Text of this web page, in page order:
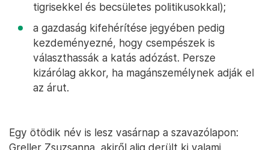
tigrisekkel és becsületes politikusokkal);
a gazdaság kifehérítése jegyében pedig
kezdeményezné, hogy csempészek is
választhassák a katás adózást. Persze
kizárólag akkor, ha magánszemélynek adják el
az árut.
Egy ötödik név is lesz vasárnap a szavazólapon: